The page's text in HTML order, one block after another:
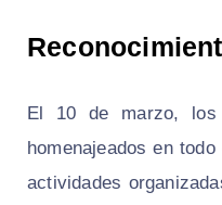
El 10 de marzo, los
homenajeados en
actividades